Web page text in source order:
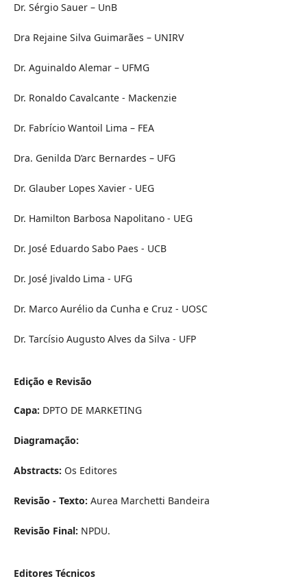
Dr. Sérgio Sauer – UnB
Dra Rejaine Silva Guimarães – UNIRV
Dr. Aguinaldo Alemar – UFMG
Dr. Ronaldo Cavalcante - Mackenzie
Dr. Fabrício Wantoil Lima – FEA
Dra. Genilda D’arc Bernardes – UFG
Dr. Glauber Lopes Xavier - UEG
Dr. Hamilton Barbosa Napolitano - UEG
Dr. José Eduardo Sabo Paes - UCB
Dr. José Jivaldo Lima - UFG
Dr. Marco Aurélio da Cunha e Cruz - UOSC
Dr. Tarcísio Augusto Alves da Silva - UFP
Edição e Revisão
Capa: DPTO DE MARKETING
Diagramação:
Abstracts: Os Editores
Revisão - Texto: Aurea Marchetti Bandeira
Revisão Final: NPDU.
Editores Técnicos